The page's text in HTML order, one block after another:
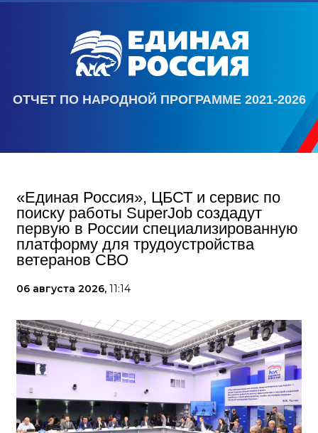
ОТЧЕТ ПО НАРОДНОЙ ПРОГРАММЕ 2021-2026
«Единая Россия», ЦБСТ и сервис по
поиску работы SuperJob создадут
первую в России специализированную
платформу для трудоустройства
ветеранов СВО
06 августа 2026, 11:14